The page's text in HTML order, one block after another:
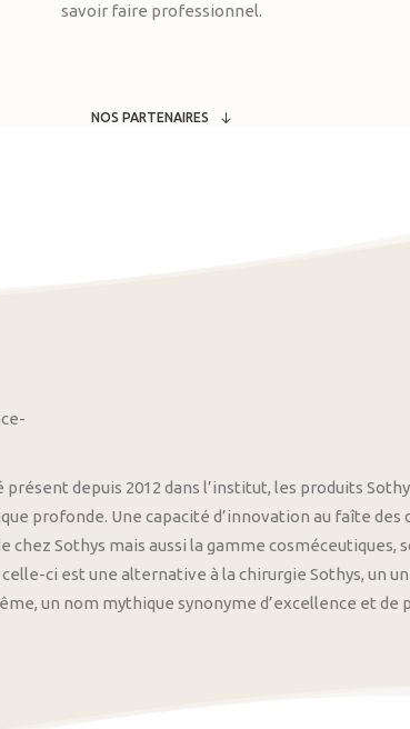
savoir faire professionnel.
NOS PARTENAIRES
présent depuis 2012 dans l’institut, les produits
profonde. Une capacité d’innovation au faîte
chez Sothys mais aussi la gamme
ci est une alternative à la chirurgie Sothys, un
un nom mythique synonyme d’excellence et de